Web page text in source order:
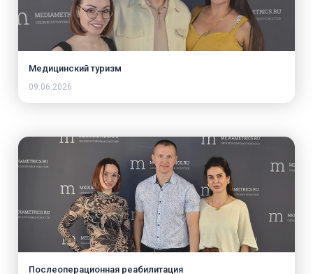
Медицинский туризм
09.06.2026
Послеоперационная реабилитация